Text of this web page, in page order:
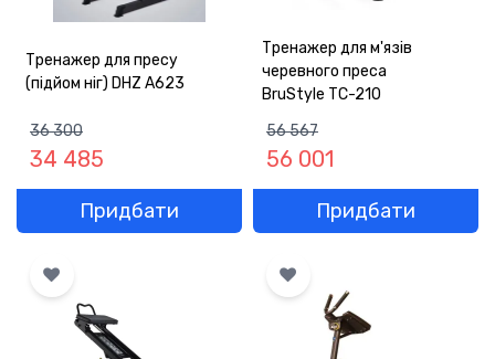
Тренажер для пресу
(підйом ніг) DHZ A623
36 300
34 485
Придбати
Тренажер для м'язів
черевного преса
BruStyle ТС-210
56 567
56 001
Придбати